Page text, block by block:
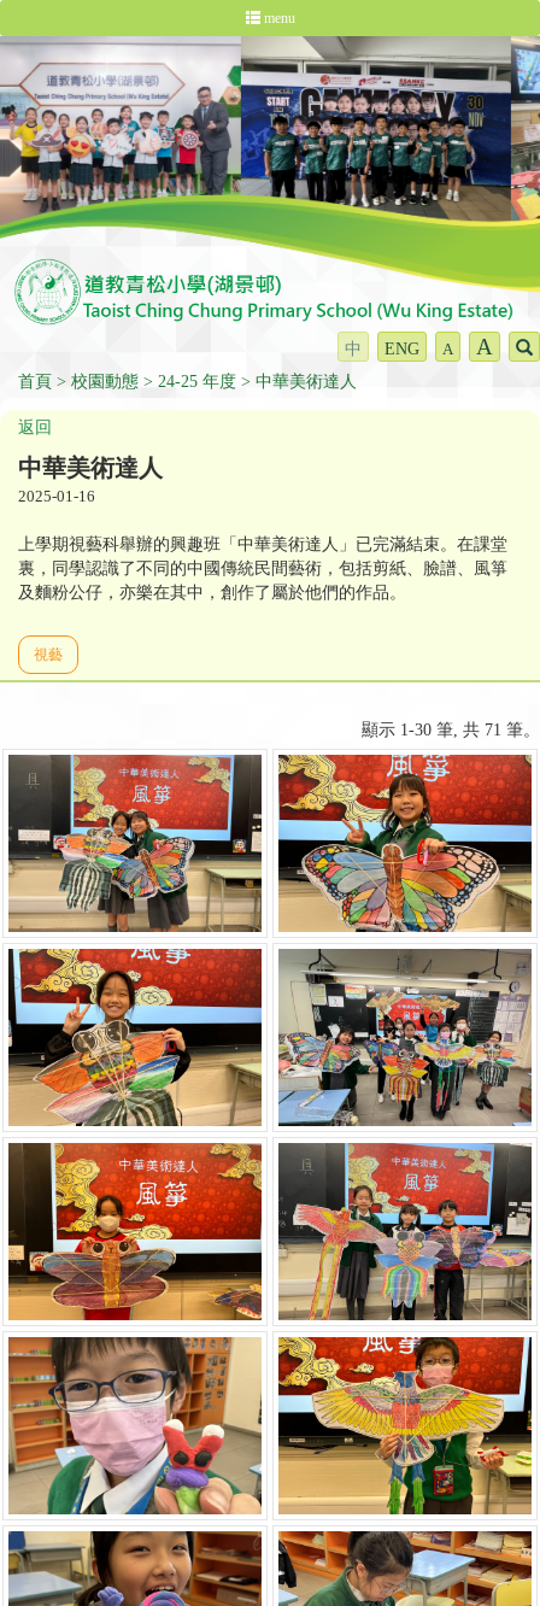
menu
中 ENG A A
首頁 校園動態 24-25 年度 中華美術達人
返回
中華美術達人
2025-01-16
上學期視藝科舉辦的興趣班「中華美術達人」已完滿結束。在課堂
裏，同學認識了不同的中國傳統民間藝術，包括剪紙、臉譜、風箏
及麵粉公仔，亦樂在其中，創作了屬於他們的作品。
視藝
顯示 1-30 筆, 共 71 筆。